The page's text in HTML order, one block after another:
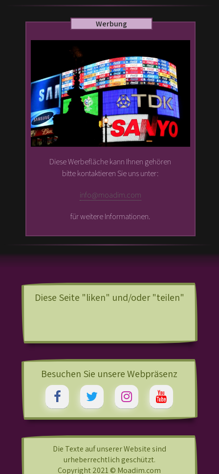
Werbung
Diese Werbefläche kann Ihnen gehören
bitte kontaktieren Sie uns unter:
info@moadim.com
für weitere Informationen.
Diese Seite "liken" und/oder "teilen"
Besuchen Sie unsere Webpräsenz
Die Texte auf unserer Website sind
urheberrechtlich geschützt.
Copyright 2021 © Moadim.com